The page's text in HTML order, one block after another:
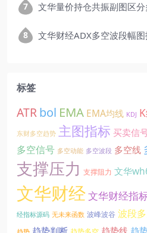
文华量价持仓共振副图区
文华财经ADX多空波段幅
标签
ATRbol EMA EMA均线 KDJ
东财多空趋势 主图指标 买卖信
多空信号 多空动能 多空波段 多空线
支撑压力 支撑阻力 文华
文华财经文华财经指
经指标源码 无未来函数 波峰波谷 波段